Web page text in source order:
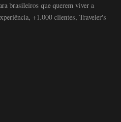
brasileiros que querem viver a
+1.000 clientes, Traveler's